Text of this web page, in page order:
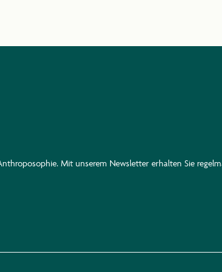
Mit unserem Newsletter erhalten Sie